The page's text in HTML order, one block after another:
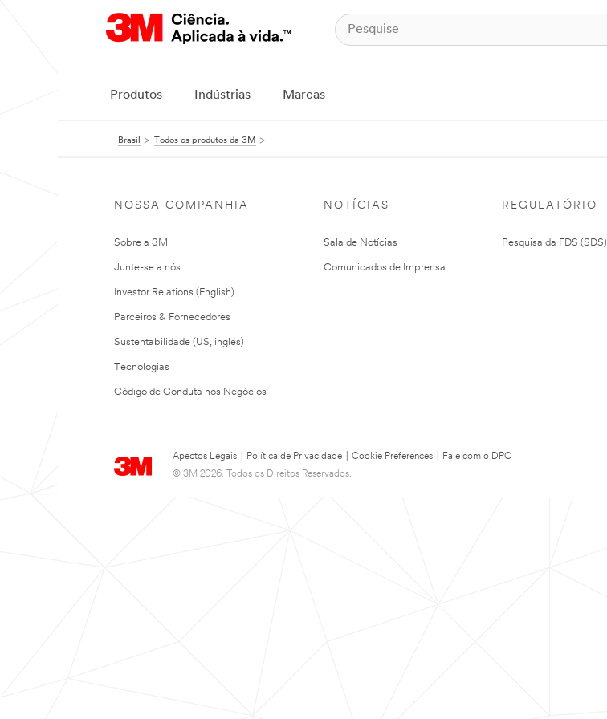
Produtos Indústrias Marcas
Brasil Todos os produtos da 3M
NOSSA COMPANHIA
Sobre a 3M
Junte-se a nós
Investor Relations (English)
Parceiros & Fornecedores
Sustentabilidade (US, inglés)
Tecnologias
Código de Conduta nos Negócios
NOTÍCIAS
Sala de Notícias
Comunicados de Imprensa
REGULATÓRIO
Pesquisa da FDS (SDS)
Apectos Legais Política de Privacidade Cookie Preferences
Fale com o DPO
© 3M 2026. Todos os Direitos Reservados.